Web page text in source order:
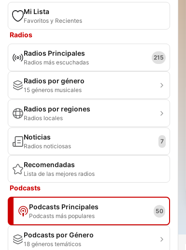
Mi Lista
Favoritos y Recientes
Radios
Radios Principales
Radios más escuchadas
215
Radios por género
15 géneros musicales
Radios por regiones
Radios locales
Noticias
Radios noticiosas
7
Recomendadas
Lista de las mejores radios
Podcasts
Podcasts Principales
Podcasts más populares
50
Podcasts por Género
18 géneros temáticos